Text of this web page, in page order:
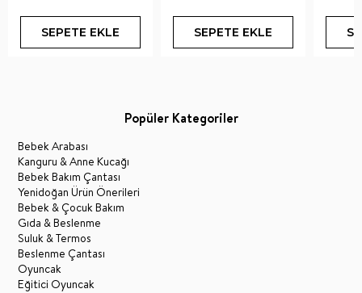
SEPETE EKLE SEPETE EKLE
Popüler Kategoriler
Bebek Arabası
Kanguru & Anne Kucağı
Bebek Bakım Çantası
Yenidoğan Ürün Önerileri
Bebek & Çocuk Bakım
Gıda & Beslenme
Suluk & Termos
Beslenme Çantası
Oyuncak
Eğitici Oyuncak